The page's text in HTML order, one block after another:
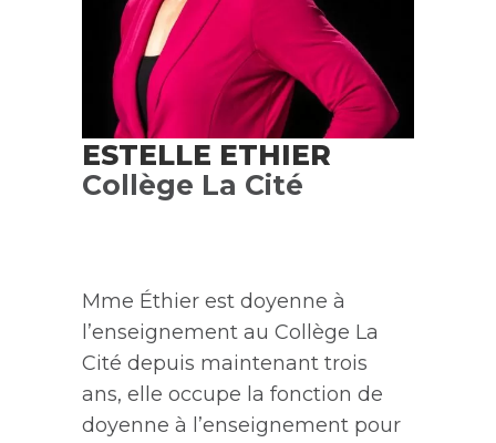
ESTELLE ETHIER
Collège La Cité
Mme Éthier est doyenne à
l’enseignement au Collège La
Cité depuis maintenant trois
ans, elle occupe la fonction de
doyenne à l’enseignement pour